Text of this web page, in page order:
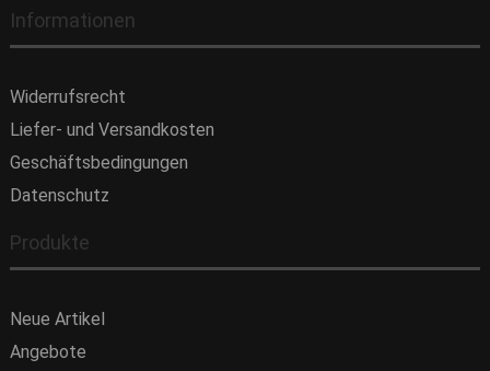
Informationen
Widerrufsrecht
Liefer- und Versandkosten
Geschäftsbedingungen
Datenschutz
Produkte
Neue Artikel
Angebote